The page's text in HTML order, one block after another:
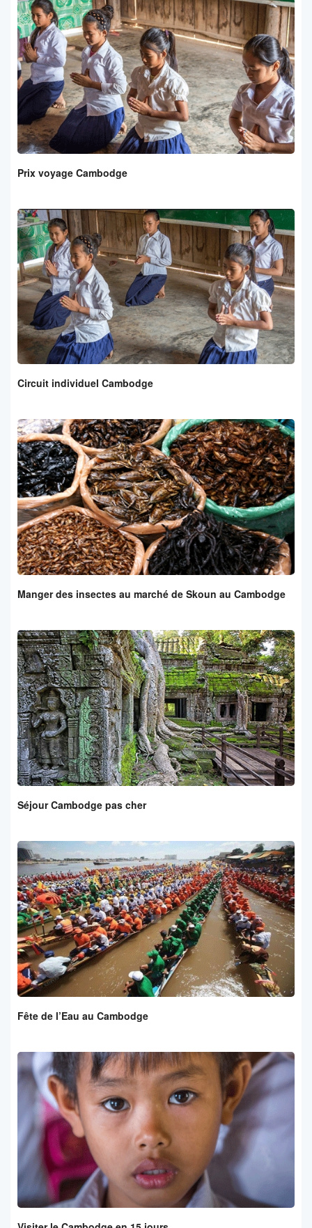
Prix voyage Cambodge
Circuit individuel Cambodge
Manger des insectes au marché de Skoun au Cambodge
Séjour Cambodge pas cher
Fête de l’Eau au Cambodge